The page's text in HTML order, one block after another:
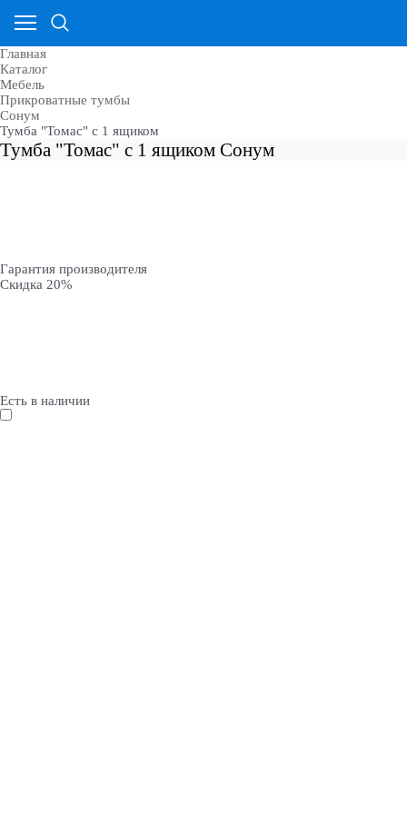
Главная
Каталог
Мебель
Прикроватные тумбы
Сонум
Тумба "Томас" с 1 ящиком
Тумба "Томас" с 1 ящиком Сонум
Гарантия производителя
Скидка 20%
Есть в наличии